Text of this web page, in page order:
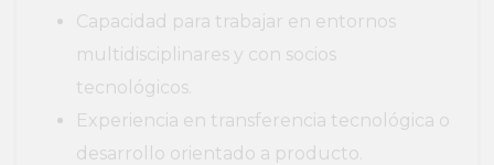
Capacidad para trabajar en entornos
multidisciplinares y con socios
tecnológicos.
Experiencia en transferencia tecnológica o
desarrollo orientado a producto.